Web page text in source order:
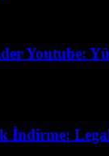
Youtube:
İndirme: